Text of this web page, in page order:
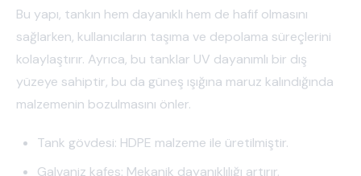
Bu yapı, tankın hem dayanıklı hem de hafif olmasını
sağlarken, kullanıcıların taşıma ve depolama süreçlerini
kolaylaştırır. Ayrıca, bu tanklar UV dayanımlı bir dış
yüzeye sahiptir, bu da güneş ışığına maruz kalındığında
malzemenin bozulmasını önler.
Tank gövdesi: HDPE malzeme ile üretilmiştir.
Galvaniz kafes: Mekanik dayanıklılığı artırır.